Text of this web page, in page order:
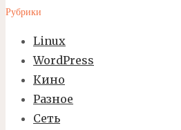
Рубрики
Linux
WordPress
Кино
Разное
Сеть